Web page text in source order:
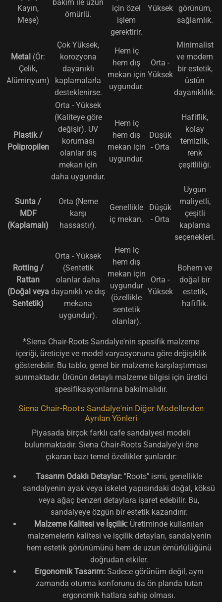
Kayın,
Meşe)
bakım ile uzun
ömürlü.
için özel
işlem
gerektirir.
Yüksek
görünüm,
sağlamlık.
Metal (Ör:
Çelik,
Alüminyum)
Çok Yüksek,
korozyona
dayanıklı
kaplamalarla
desteklenirse.
Hem iç
hem dış
mekan için
uygundur.
Orta -
Yüksek
Minimalist
ve modern
bir estetik,
üstün
dayanıklılık.
Plastik /
Polipropilen
Orta - Yüksek
(Kaliteye göre
değişir). UV
koruması
olanlar dış
mekan için
daha uygundur.
Hem iç
hem dış
mekan için
uygundur.
Düşük
- Orta
Hafiflik,
kolay
temizlik,
renk
çeşitliliği.
Sunta /
MDF
(Kaplamalı)
Orta (Neme
karşı
hassastır).
Genellikle
iç mekan.
Düşük
- Orta
Uygun
maliyetli,
çeşitli
kaplama
seçenekleri.
Rotting /
Rattan
(Doğal veya
Sentetik)
Orta - Yüksek
(Sentetik
olanlar daha
dayanıklı ve dış
mekana
uygundur).
Hem iç
hem dış
mekan için
uygundur
(özellikle
sentetik
olanlar).
Orta -
Yüksek
Bohem ve
doğal bir
estetik,
hafiflik.
*Siena Chair-Roots Sandalye'nin spesifik malzeme
içeriği, üreticiye ve model varyasyonuna göre değişiklik
gösterebilir. Bu tablo, genel bir malzeme karşılaştırması
sunmaktadır. Ürünün detaylı malzeme bilgisi için üretici
spesifikasyonlarına bakılmalıdır.
Siena Chair-Roots Sandalye'nin Diğer Modellerden
Ayrılan Yönleri
Piyasada birçok farklı cafe sandalyesi modeli
bulunmaktadır. Siena Chair-Roots Sandalye'yi öne
çıkaran bazı temel özellikler şunlardır:
Tasarım Odaklı Detaylar: "Roots" ismi, genellikle
sandalyenin ayak veya iskelet yapısındaki doğal, köksü
veya ağaç benzeri detaylara işaret edebilir. Bu,
sandalyeye özgün bir estetik kazandırır.
Malzeme Kalitesi ve İşçilik: Üretiminde kullanılan
malzemelerin kalitesi ve işçilik detayları, sandalyenin
hem estetik görünümünü hem de uzun ömürlülüğünü
doğrudan etkiler.
Ergonomik Tasarım:Sadece görünüm değil, aynı
zamanda oturma konforunu da ön planda tutan
ergonomik hatlara sahip olması.